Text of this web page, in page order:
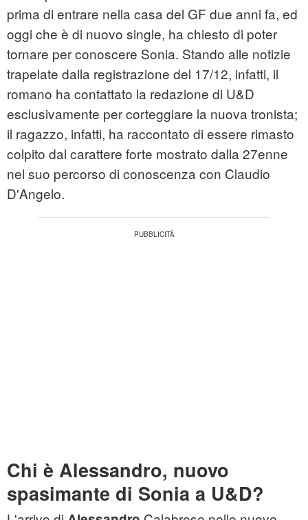
prima di entrare nella casa del GF due anni fa, ed
oggi che è di nuovo single, ha chiesto di poter
tornare per conoscere Sonia. Stando alle notizie
trapelate dalla registrazione del 17/12, infatti, il
romano ha contattato la redazione di U&D
esclusivamente per corteggiare la nuova tronista;
il ragazzo, infatti, ha raccontato di essere rimasto
colpito dal carattere forte mostrato dalla 27enne
nel suo percorso di conoscenza con Claudio
D'Angelo.
Chi è Alessandro, nuovo
spasimante di Sonia a U&D?